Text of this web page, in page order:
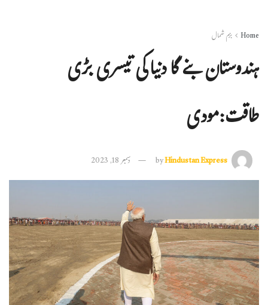
Home بزم شمال
ہندوستان بنے گا دنیا کی تیسری بڑی
طاقت:مودی
byHindustan Express دسمبر 18, 2023